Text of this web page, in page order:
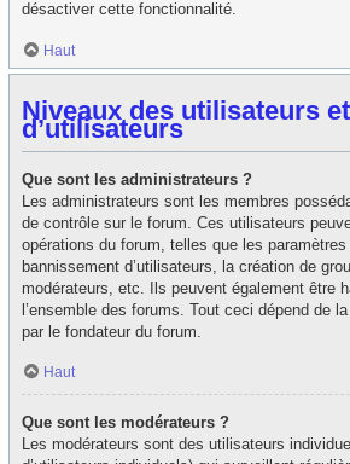
désactiver cette fonctionnalité.
Haut
Niveaux des utilisateurs
d’utilisateurs
Que sont les administrateurs ?
Les administrateurs sont les membres
de contrôle sur le forum. Ces utilisateurs
opérations du forum, telles que les
bannissement d’utilisateurs, la création de
modérateurs, etc. Ils peuvent également être
l’ensemble des forums. Tout ceci dépend de
par le fondateur du forum.
Haut
Que sont les modérateurs ?
Les modérateurs sont des utilisateurs